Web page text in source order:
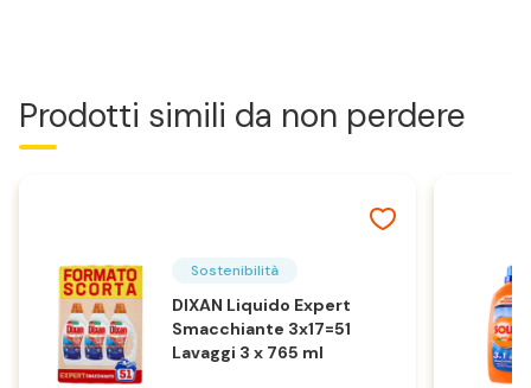
Prodotti simili da non perdere
Sostenibilità
DIXAN Liquido Expert
Smacchiante 3x17=51
Lavaggi 3 x 765 ml